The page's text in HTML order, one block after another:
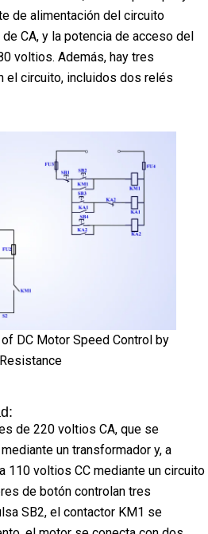
de alimentación del circuito
CA, y la potencia de acceso del
voltios. Además, hay tres
el circuito, incluidos dos relés
DC Motor Speed Control by
Resistance
de 220 voltios CA, que se
un transformador y, a
110 voltios CC mediante un circuito
de botón controlan tres
SB2, el contactor KM1 se